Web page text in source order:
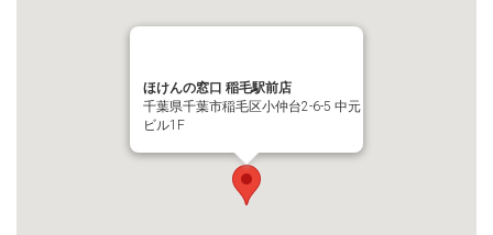
ほけんの窓口 稲毛駅前店
千葉県千葉市稲毛区小仲台2-6-5 中元
ビル1F